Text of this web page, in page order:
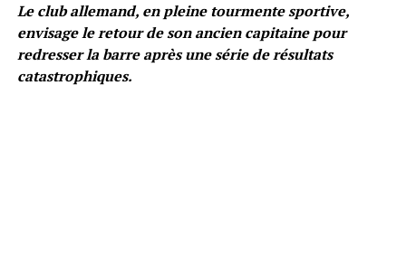
Le club allemand, en pleine tourmente sportive,
envisage le retour de son ancien capitaine pour
redresser la barre après une série de résultats
catastrophiques.